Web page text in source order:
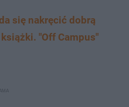
się nakręcić dobrą
"Off Campus"